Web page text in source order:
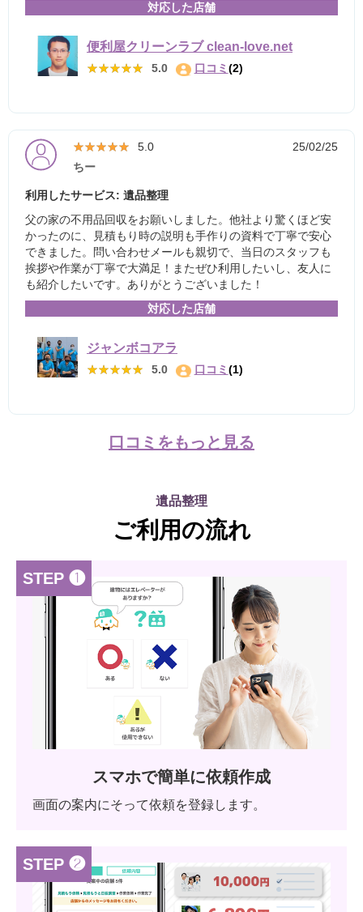
対応した店舗
便利屋クリーンラブ clean-love.net
★★★★★
★★★★★ 5.0 口コミ(2)
★★★★★
★★★★★ 5.0
25/02/25
ちー
利用したサービス: 遺品整理
父の家の不用品回収をお願いしました。他社より驚くほど安
かったのに、見積もり時の説明も手作りの資料で丁寧で安心
できました。問い合わせメールも親切で、当日のスタッフも
挨拶や作業が丁寧で大満足！またぜひ利用したいし、友人に
も紹介したいです。ありがとうございました！
対応した店舗
ジャンボコアラ
★★★★★
★★★★★ 5.0 口コミ(1)
口コミをもっと見る
遺品整理
ご利用の流れ
STEP ❶
スマホで簡単に依頼作成
画面の案内にそって依頼を登録します。
STEP ❷